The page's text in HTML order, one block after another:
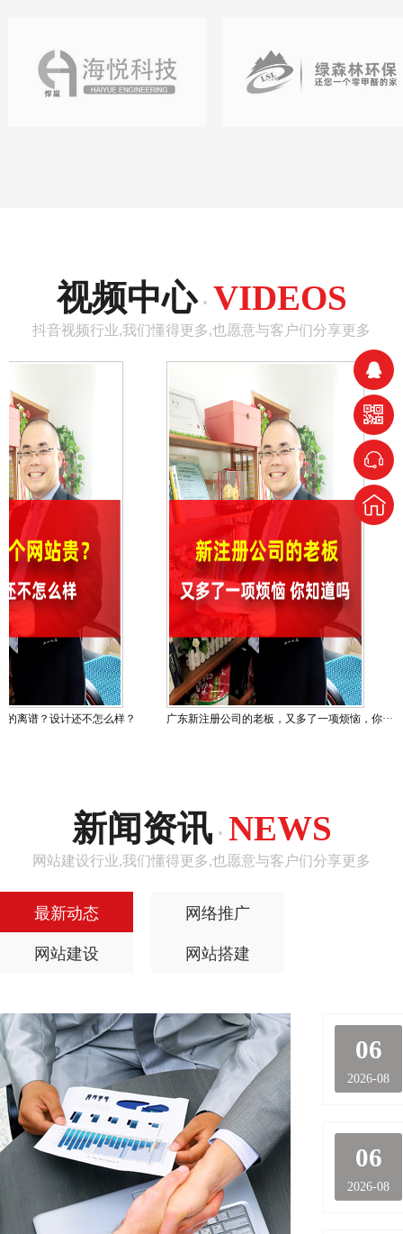
视频中心 · VIDEOS
抖音视频行业,我们懂得更多,也愿意与客户们分享更多
广东新注册公司的老板，又多了一项烦恼，你··· 做个网站怎么那么贵、为什
新闻资讯 · NEWS
网站建设行业,我们懂得更多,也愿意与客户们分享更多
最新动态 网络推广
网站建设 网站搭建
06
2026-08
06
2026-08